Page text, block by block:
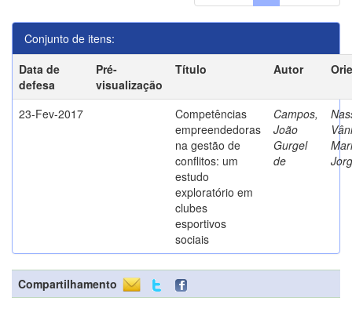
Conjunto de itens:
Data de
defesa
Pré-
visualização
Título Autor
23-Fev-2017
Competências
empreendedoras
na gestão de
conflitos: um
estudo
exploratório em
clubes
esportivos
sociais
Campos,
João
Gurgel
de
Compartilhamento